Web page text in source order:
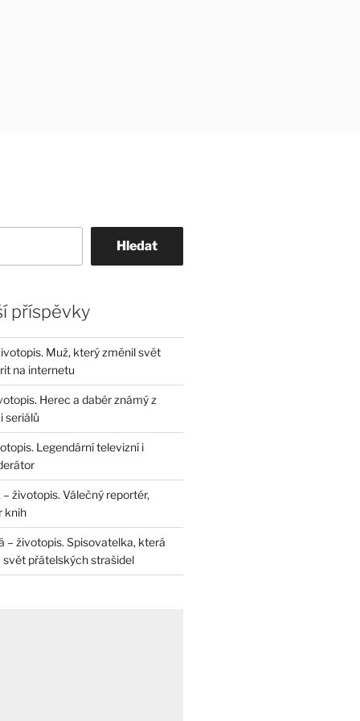
Hledat
příspěvky
Muž, který změnil svět
na internetu
Herec a dabér známý z
seriálů
Legendární televizní i
životopis. Válečný reportér,
knih
– životopis. Spisovatelka, která
přátelských strašidel